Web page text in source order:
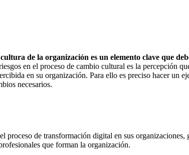
de la organización es un elemento clave que
en el proceso de cambio cultural es la percepción
en su organización. Para ello es preciso hacer un
necesarios.
de transformación digital en sus
que forman la organización.